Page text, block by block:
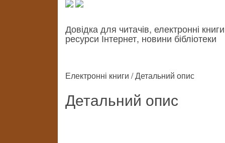
Довідка для читачів, електронні
ресурси Інтернет, новини бібліотеки
Електронні книги / Детальний опис
Детальний опис